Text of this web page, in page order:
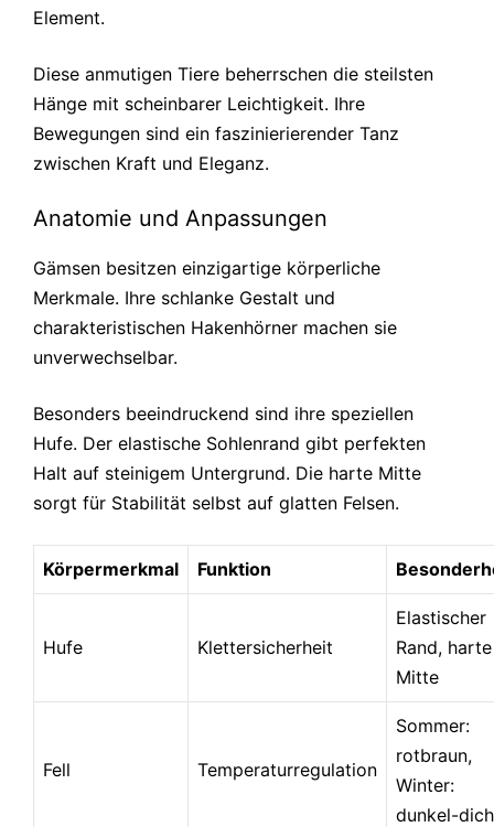
Element.
Diese anmutigen Tiere beherrschen die steilsten
Hänge mit scheinbarer Leichtigkeit. Ihre
Bewegungen sind ein faszinierierender Tanz
zwischen Kraft und Eleganz.
Anatomie und Anpassungen
Gämsen besitzen einzigartige körperliche
Merkmale. Ihre schlanke Gestalt und
charakteristischen Hakenhörner machen sie
unverwechselbar.
Besonders beeindruckend sind ihre speziellen
Hufe. Der elastische Sohlenrand gibt perfekten
Halt auf steinigem Untergrund. Die harte Mitte
sorgt für Stabilität selbst auf glatten Felsen.
Körpermerkmal Funktion
Hufe Klettersicherheit
Elastischer
Rand, harte
Mitte
Fell Temperaturregulation
Sommer:
rotbraun,
Winter:
dunkel-